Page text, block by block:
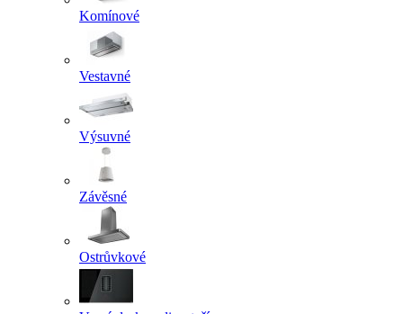
Komínové
Vestavné
Výsuvné
Závěsné
Ostrůvkové